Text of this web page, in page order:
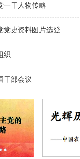
一干人物传略
党史资料图片选登
织
干部会议